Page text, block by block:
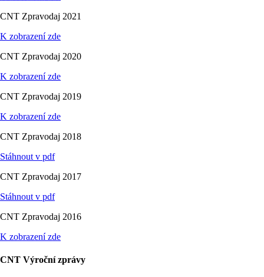
CNT Zpravodaj 2021
K zobrazení zde
CNT Zpravodaj 2020
K zobrazení zde
CNT Zpravodaj 2019
K zobrazení zde
CNT Zpravodaj 2018
Stáhnout v pdf
CNT Zpravodaj 2017
Stáhnout v pdf
CNT Zpravodaj 2016
K zobrazení zde
CNT Výroční zprávy